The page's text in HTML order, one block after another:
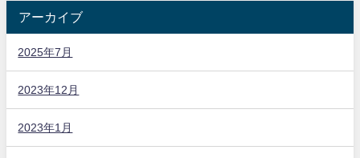
アーカイブ
2025年7月
2023年12月
2023年1月